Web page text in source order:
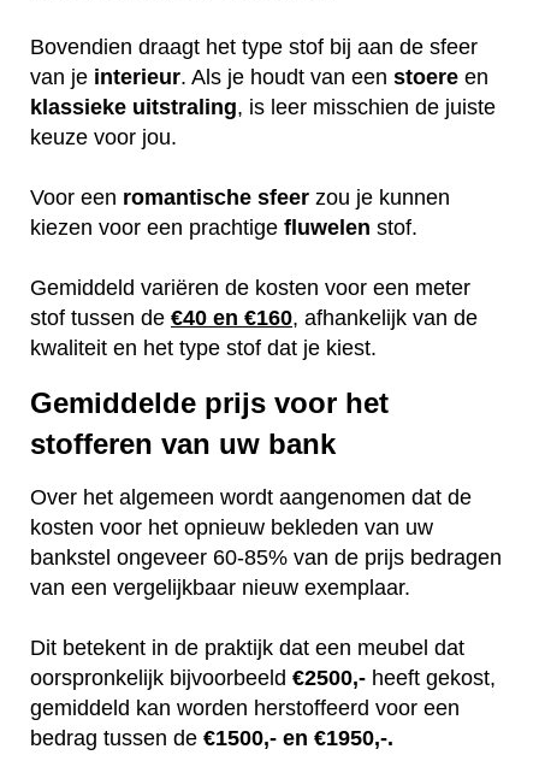
Bovendien draagt het type stof bij aan de sfeer
van je interieur. Als je houdt van een stoere en
klassieke uitstraling, is leer misschien de juiste
keuze voor jou.
Voor een romantische sfeer zou je kunnen
kiezen voor een prachtige fluwelen stof.
Gemiddeld variëren de kosten voor een meter
stof tussen de €40 en €160, afhankelijk van de
kwaliteit en het type stof dat je kiest.
Gemiddelde prijs voor het
stofferen van uw bank
Over het algemeen wordt aangenomen dat de
kosten voor het opnieuw bekleden van uw
bankstel ongeveer 60-85% van de prijs bedragen
van een vergelijkbaar nieuw exemplaar.
Dit betekent in de praktijk dat een meubel dat
oorspronkelijk bijvoorbeeld €2500,- heeft gekost,
gemiddeld kan worden herstoffeerd voor een
bedrag tussen de €1500,- en €1950,-.